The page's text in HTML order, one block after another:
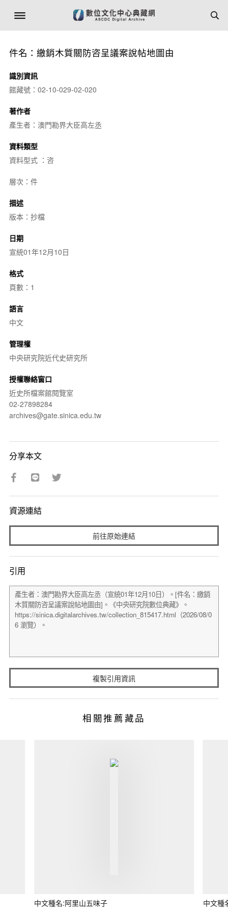
件名：繳銷木質關防咨呈議案說帖地圖由
識別資訊
館藏號：02-10-029-02-020
著作者
產生者：澳門勘界大臣高左丞
資料類型
資料型式 ：咨
層次：件
描述
版本：抄檔
日期
宣統01年12月10日
格式
頁數：1
語言
中文
管理權
中央研究院近代史研究所
授權聯絡窗口
近史所檔案館閱覽室
02-27898284
archives@gate.sinica.edu.tw
分享本文
資源連結
前往原始連結
引用
複製引用資訊
相關推薦藏品
中文種名:阿里山五味子 中文種